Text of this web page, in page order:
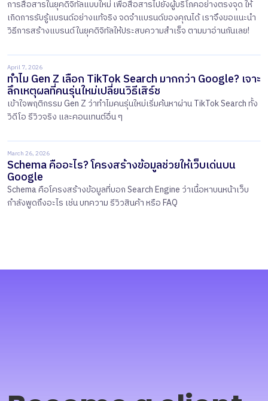
การสื่อสารในยุคดิจิทัลแบบใหม่ เพื่อสื่อสารไปยังผู้บริโภคอย่างตรงจุด ให้
เกิดการรับรู้แบรนด์อย่างแท้จริง จดจำแบรนด์ของคุณได้ เราจึงขอแนะนำ
วิธีการสร้างแบรนด์ในยุคดิจิทัลให้ประสบความสำเร็จ ตามมาอ่านกันเลย!
April 7, 2026
ทำไม Gen Z เลือก TikTok Search มากกว่า Google? เจาะ
ลึกเหตุผลที่คนรุ่นใหม่เปลี่ยนวิธีเสิร์ช
เข้าใจพฤติกรรม Gen Z ว่าทำไมคนรุ่นใหม่เริ่มค้นหาผ่าน TikTok Search ทั้ง
วิดีโอ รีวิวจริง และคอนเทนต์อื่น ๆ
March 26, 2026
Schema คืออะไร? โครงสร้างข้อมูลช่วยให้เว็บเด่นบน
Google
Schema คือโครงสร้างข้อมูลที่บอก Search Engine ว่าเนื้อหาบนหน้าเว็บ
กำลังพูดถึงอะไร เช่น บทความ รีวิวสินค้า หรือ FAQ